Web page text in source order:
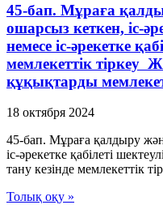
45-бап. Мұраға
ошарсыз кеткен, іс-
немесе іс-әрекетке
мемлекеттік
құқықтарды
18 октября 2024
45-бап. Мұраға қалдыру
іс-әрекетке қабілеті
тану кезінде мемлекеттік
Толық оқу »